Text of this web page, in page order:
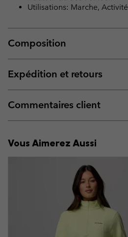
Utilisations: Marche,
Composition
Expédition et retours
Commentaires client
Vous Aimerez Aussi